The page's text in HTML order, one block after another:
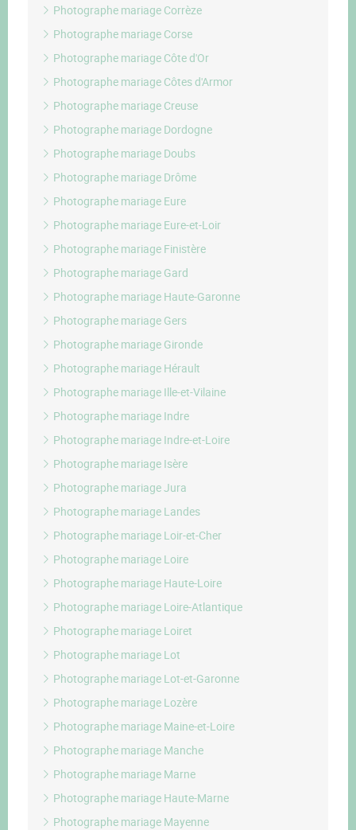
Photographe mariage Corrèze
Photographe mariage Corse
Photographe mariage Côte d'Or
Photographe mariage Côtes d'Armor
Photographe mariage Creuse
Photographe mariage Dordogne
Photographe mariage Doubs
Photographe mariage Drôme
Photographe mariage Eure
Photographe mariage Eure-et-Loir
Photographe mariage Finistère
Photographe mariage Gard
Photographe mariage Haute-Garonne
Photographe mariage Gers
Photographe mariage Gironde
Photographe mariage Hérault
Photographe mariage Ille-et-Vilaine
Photographe mariage Indre
Photographe mariage Indre-et-Loire
Photographe mariage Isère
Photographe mariage Jura
Photographe mariage Landes
Photographe mariage Loir-et-Cher
Photographe mariage Loire
Photographe mariage Haute-Loire
Photographe mariage Loire-Atlantique
Photographe mariage Loiret
Photographe mariage Lot
Photographe mariage Lot-et-Garonne
Photographe mariage Lozère
Photographe mariage Maine-et-Loire
Photographe mariage Manche
Photographe mariage Marne
Photographe mariage Haute-Marne
Photographe mariage Mayenne